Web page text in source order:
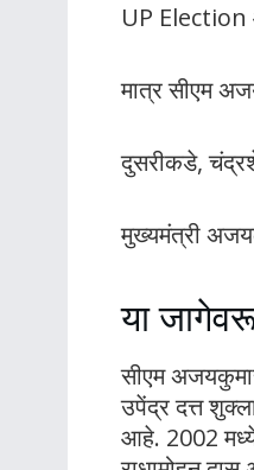
UP Election
मात्र सीएम
दुसरीकडे,
मुख्यमंत्री
या
सीएम अजयकुमार
उपेंद्र दत्त
आहे. 2002 मध्ये